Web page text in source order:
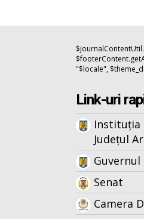
"$locale",
Link-uri
Instituția
Județul
Guvernul
Senat
Camera